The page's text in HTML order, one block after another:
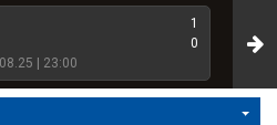
1
0
| 23:00